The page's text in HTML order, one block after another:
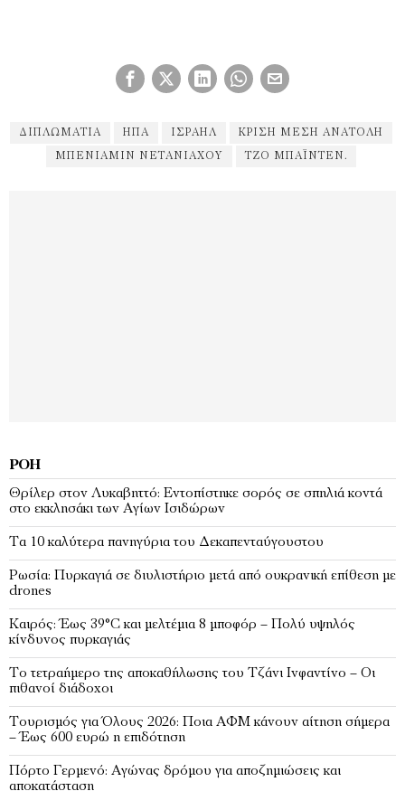
ΔΙΠΛΩΜΑΤΊΑ ΗΠΑ ΙΣΡΑΉΛ ΚΡΊΣΗ ΜΈΣΗ ΑΝΑΤΟΛΉ
ΜΠΕΝΙΑΜΊΝ ΝΕΤΑΝΙΆΧΟΥ ΤΖΟ ΜΠΆΙΝΤΕΝ.
ΡΟΉ
Θρίλερ στον Λυκαβηττό: Εντοπίστηκε σορός σε σπηλιά κοντά
στο εκκλησάκι των Αγίων Ισιδώρων
Τα 10 καλύτερα πανηγύρια του Δεκαπενταύγουστου
Ρωσία: Πυρκαγιά σε διυλιστήριο μετά από ουκρανική επίθεση με
drones
Καιρός: Έως 39°C και μελτέμια 8 μποφόρ – Πολύ υψηλός
κίνδυνος πυρκαγιάς
Το τετραήμερο της αποκαθήλωσης του Τζάνι Ινφαντίνο – Οι
πιθανοί διάδοχοι
Τουρισμός για Όλους 2026: Ποια ΑΦΜ κάνουν αίτηση σήμερα
– Έως 600 ευρώ η επιδότηση
Πόρτο Γερμενό: Αγώνας δρόμου για αποζημιώσεις και
αποκατάσταση